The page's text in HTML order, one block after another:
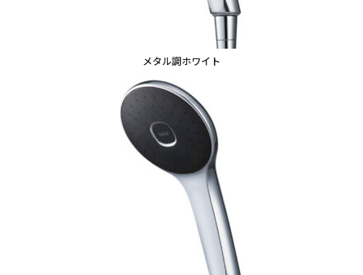
メタル調ホワイト